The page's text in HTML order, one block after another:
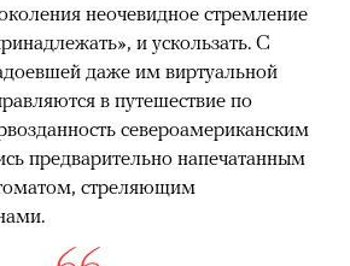
неочевидное стремление
и ускользать. С
даже им виртуальной
в путешествие по
североамериканским
предварительно напечатанным
стреляющим